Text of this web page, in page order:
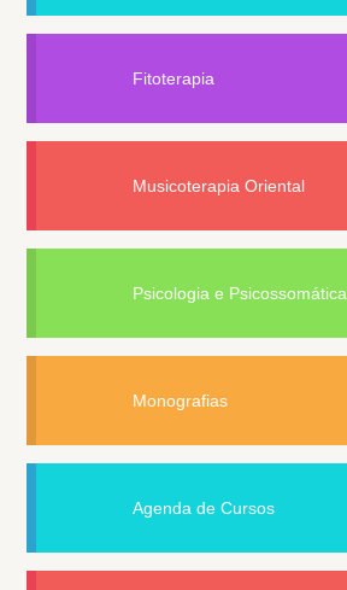
Fitoterapia
Musicoterapia Oriental
Psicologia e Psicossomática
Monografias
Agenda de Cursos